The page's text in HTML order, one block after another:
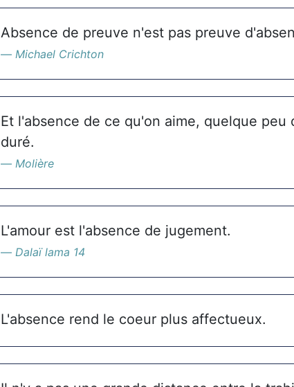
Absence de preuve n'est pas preuve
Michael Crichton
Et l'absence de ce qu'on aime, quelque
duré.
Molière
L'amour est l'absence de jugement.
Dalaï lama 14
L'absence rend le coeur plus affectueux.